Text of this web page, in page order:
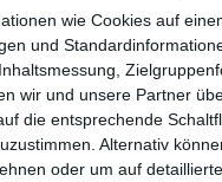
wie Cookies auf
und
wir und unsere Partner
die entsprechende
Alternativ
oder um auf
auf seiner
Catalina. Das